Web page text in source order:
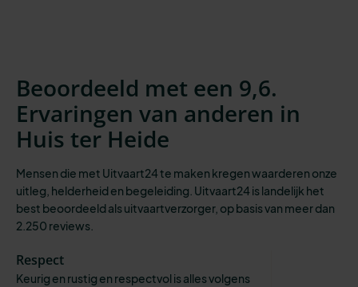
Beoordeeld met een 9,6.
Ervaringen van anderen in
Huis ter Heide
Mensen die met Uitvaart24 te maken kregen waarderen onze
uitleg, helderheid en begeleiding. Uitvaart24 is landelijk het
best beoordeeld als uitvaartverzorger, op basis van meer dan
2.250 reviews.
Respect
Keurig en rustig en respectvol is alles volgens